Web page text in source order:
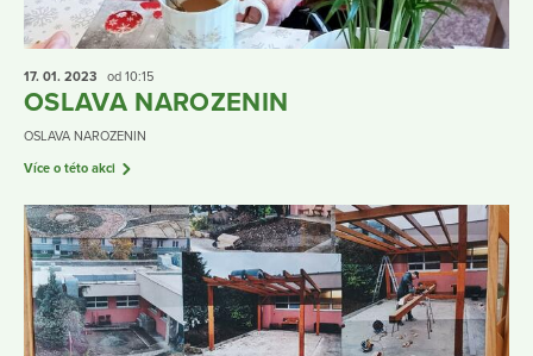
17. 01. 2023 od 10:15
OSLAVA NAROZENIN
OSLAVA NAROZENIN
Více o této akci